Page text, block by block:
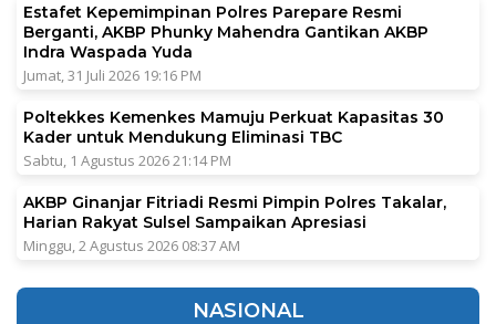
Estafet Kepemimpinan Polres Parepare Resmi
Berganti, AKBP Phunky Mahendra Gantikan AKBP
Indra Waspada Yuda
Jumat, 31 Juli 2026 19:16 PM
Poltekkes Kemenkes Mamuju Perkuat Kapasitas 30
Kader untuk Mendukung Eliminasi TBC
Sabtu, 1 Agustus 2026 21:14 PM
AKBP Ginanjar Fitriadi Resmi Pimpin Polres Takalar,
Harian Rakyat Sulsel Sampaikan Apresiasi
Minggu, 2 Agustus 2026 08:37 AM
NASIONAL